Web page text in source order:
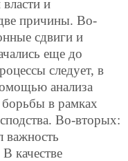
власти и
причины. Во-
сдвиги и
еще до
следует, в
анализа
борьбы в рамках
Во-вторых:
важность
качестве